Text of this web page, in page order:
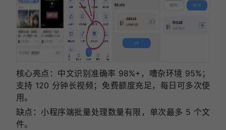
核心亮点：中文识别准确率 98%+，嘈杂环境 95%；
支持 120 分钟长视频；免费额度充足，每日可多次使
用。
缺点：小程序端批量处理数量有限，单次最多 5 个文
件。